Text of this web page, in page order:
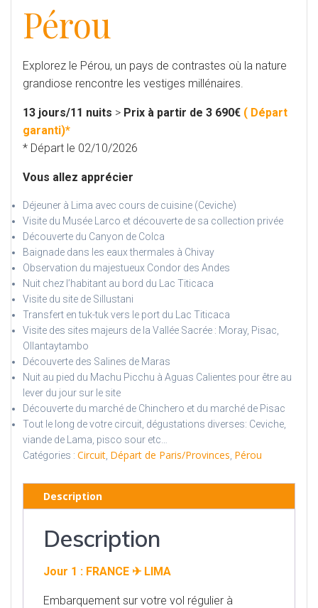
Pérou
Explorez le Pérou, un pays de contrastes où la nature
grandiose rencontre les vestiges millénaires.
13 jours/11 nuits > Prix à partir de 3 690€ ( Départ
garanti)*
* Départ le 02/10/2026
Vous allez apprécier
Déjeuner à Lima avec cours de cuisine (Ceviche)
Visite du Musée Larco et découverte de sa collection privée
Découverte du Canyon de Colca
Baignade dans les eaux thermales à Chivay
Observation du majestueux Condor des Andes
Nuit chez l’habitant au bord du Lac Titicaca
Visite du site de Sillustani
Transfert en tuk-tuk vers le port du Lac Titicaca
Visite des sites majeurs de la Vallée Sacrée : Moray, Pisac,
Ollantaytambo
Découverte des Salines de Maras
Nuit au pied du Machu Picchu à Aguas Calientes pour être au
lever du jour sur le site
Découverte du marché de Chinchero et du marché de Pisac
Tout le long de votre circuit, dégustations diverses: Ceviche,
viande de Lama, pisco sour etc…
Catégories : Circuit Départ de Paris/Provinces Pérou
Description
Description
Jour 1 : FRANCE ✈ LIMA
Embarquement sur votre vol régulier à